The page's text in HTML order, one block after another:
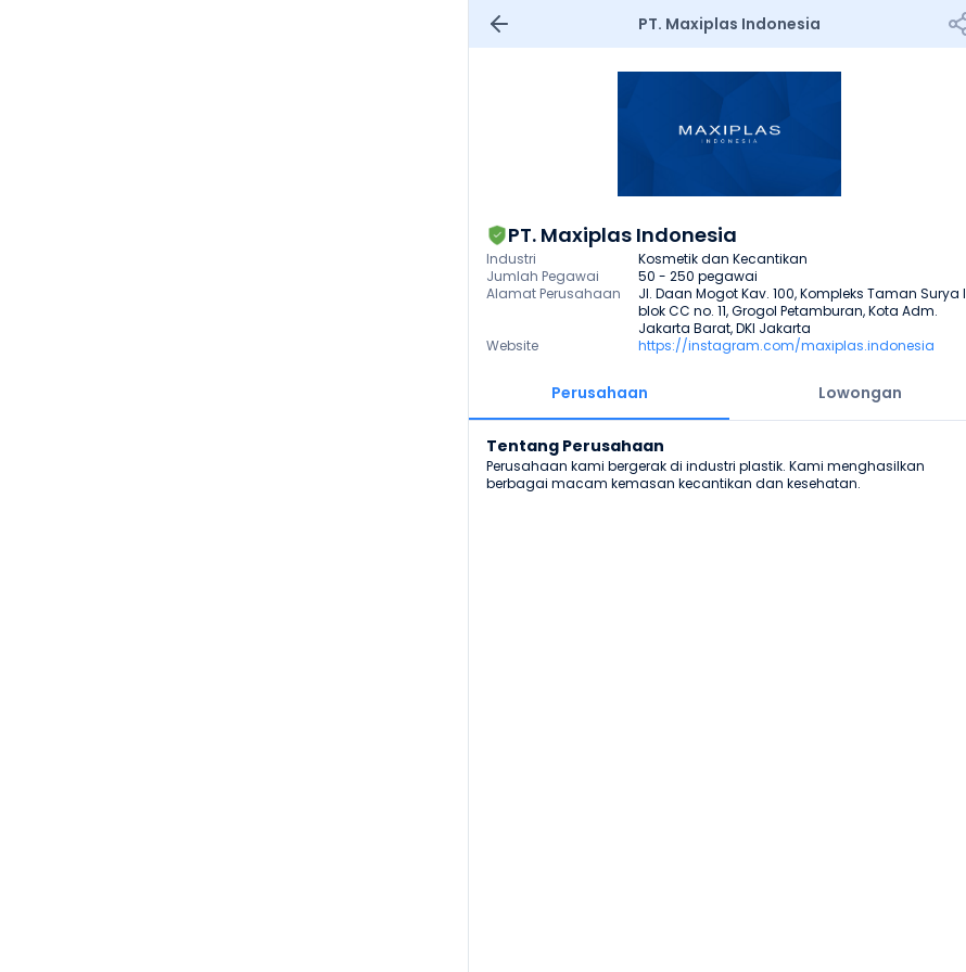
PT. Maxiplas Indonesia
PT. Maxiplas Indonesia
Industri
Kosmetik dan Kecantikan
Jumlah Pegawai
50 - 250 pegawai
Alamat Perusahaan
Jl. Daan Mogot Kav. 100, Kompleks Taman Surya I
blok CC no. 11, Grogol Petamburan, Kota Adm.
Jakarta Barat, DKI Jakarta
Website
https://instagram.com/maxiplas.indonesia
Perusahaan Lowongan
Tentang Perusahaan
Perusahaan kami bergerak di industri plastik. Kami menghasilkan
berbagai macam kemasan kecantikan dan kesehatan.